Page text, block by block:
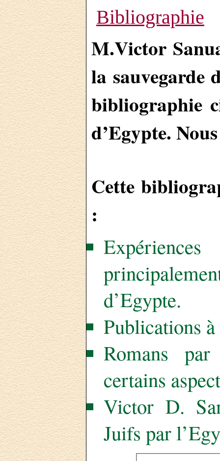
Bibliographie
M.Victor
la sauvegarde
bibliographie
d’Egypte.
Cette
:
d’Egypte.
Publications
Romans
certains
Victor D.
Juifs par